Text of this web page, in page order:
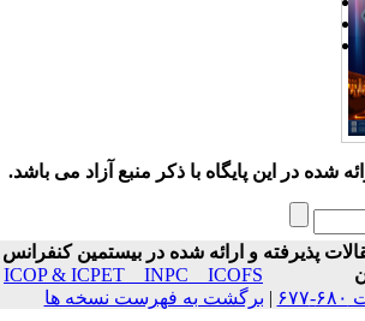
شده در این پایگاه با ذکر منبع آزاد می باشد.
پذیرفته و ارائه شده در بیستمین کنفرانس
ICOP & ICPET _ INPC _ ICOFS
| برگشت به فهرست نسخه ها